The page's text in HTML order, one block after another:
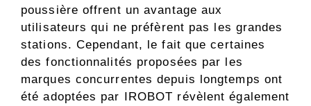
poussière offrent un avantage aux
utilisateurs qui ne préfèrent pas les grandes
stations. Cependant, le fait que certaines
des fonctionnalités proposées par les
marques concurrentes depuis longtemps ont
été adoptées par IROBOT révèlent également